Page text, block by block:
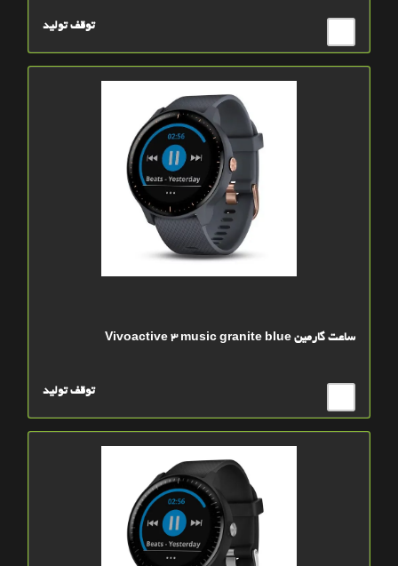
توقف تولید
ساعت گارمين Vivoactive 3 music granite blue
توقف تولید